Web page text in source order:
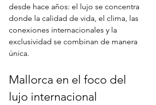
desde hace años: el lujo se concentra
donde la calidad de vida, el clima, las
conexiones internacionales y la
exclusividad se combinan de manera
única.
Mallorca en el foco del
lujo internacional